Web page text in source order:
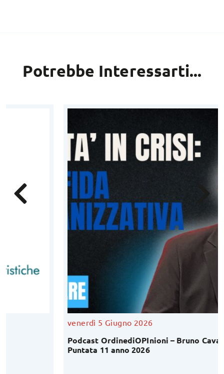
Potrebbe Interessarti...
venerdì 5 Giugno 2026
Podcast OrdinediOPInioni – Bruno Cavaliere –
Puntata 11 anno 2026